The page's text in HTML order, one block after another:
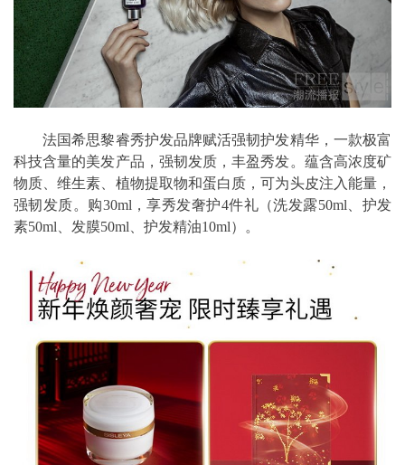
法国希思黎睿秀护发品牌赋活强韧护发精华，一款极富
科技含量的美发产品，强韧发质，丰盈秀发。蕴含高浓度矿
物质、维生素、植物提取物和蛋白质，可为头皮注入能量，
强韧发质。购30ml，享秀发奢护4件礼（洗发露50ml、护发
素50ml、发膜50ml、护发精油10ml）。